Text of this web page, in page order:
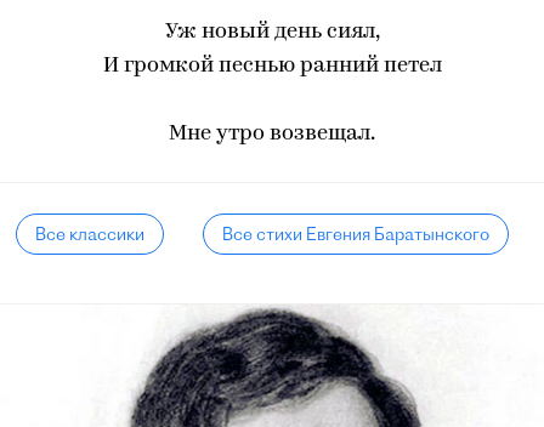
Уж новый день сиял,
И громкой песнью ранний петел
Мне утро возвещал.
Все классики Все стихи Евгения Баратынского